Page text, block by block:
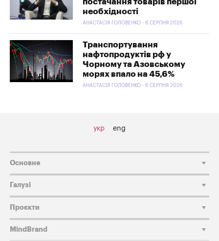
постачання товарів першої
необхідності
АНАСТАСІЯ ГОЛОВЕНКО - 6 СЕРПНЯ 2026
Транспортування
нафтопродуктів рф у
Чорному та Азовському
морях впало на 45,6%
АНАСТАСІЯ ГОЛОВЕНКО - 6 СЕРПНЯ 2026
укр eng
Основне
Галузі
Проєкти
MindBrand